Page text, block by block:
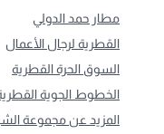
مطار حمد الدولي
القطرية لرجال الأعمال
السوق الحرة القطرية
الخطوط الجوية
المزيد عن مجموعة